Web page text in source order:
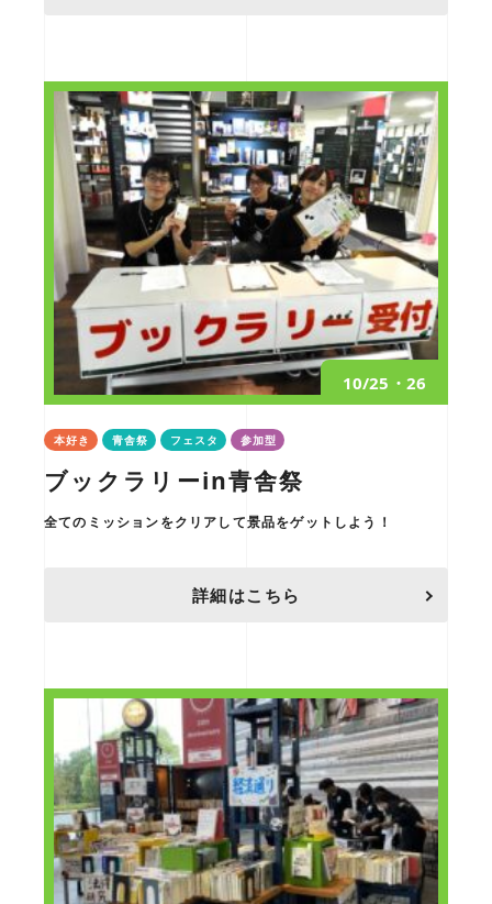
10/25・26
本好き 青舎祭 フェスタ 参加型
ブックラリーin青舎祭
全てのミッションをクリアして景品をゲットしよう！
詳細はこちら